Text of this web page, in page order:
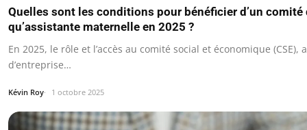
Quelles sont les conditions pour bénéficier d’un comité
qu’assistante maternelle en 2025 ?
En 2025, le rôle et l’accès au comité social et économique
d’entreprise…
Kévin Roy 1 octobre 2025